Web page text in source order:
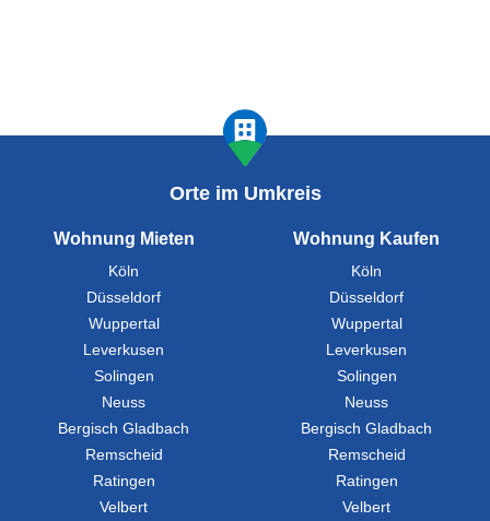
Orte im Umkreis
Wohnung Mieten
Köln
Düsseldorf
Wuppertal
Leverkusen
Solingen
Neuss
Bergisch Gladbach
Remscheid
Ratingen
Velbert
Wohnung Kaufen
Köln
Düsseldorf
Wuppertal
Leverkusen
Solingen
Neuss
Bergisch Gladbach
Remscheid
Ratingen
Velbert